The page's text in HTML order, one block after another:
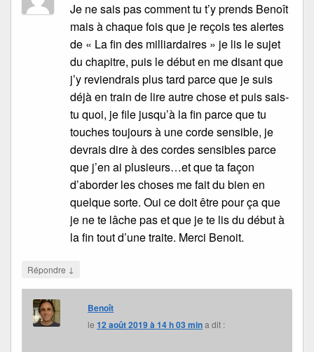
Je ne sais pas comment tu t’y prends Benoît
mais à chaque fois que je reçois tes alertes
de « La fin des milliardaires » je lis le sujet
du chapitre, puis le début en me disant que
j’y reviendrais plus tard parce que je suis
déjà en train de lire autre chose et puis sais-
tu quoi, je file jusqu’à la fin parce que tu
touches toujours à une corde sensible, je
devrais dire à des cordes sensibles parce
que j’en ai plusieurs…et que ta façon
d’aborder les choses me fait du bien en
quelque sorte. Oui ce doit être pour ça que
je ne te lâche pas et que je te lis du début à
la fin tout d’une traite. Merci Benoit.
Répondre ↓
Benoît
le12 août 2019 à 14 h 03 mina dit :